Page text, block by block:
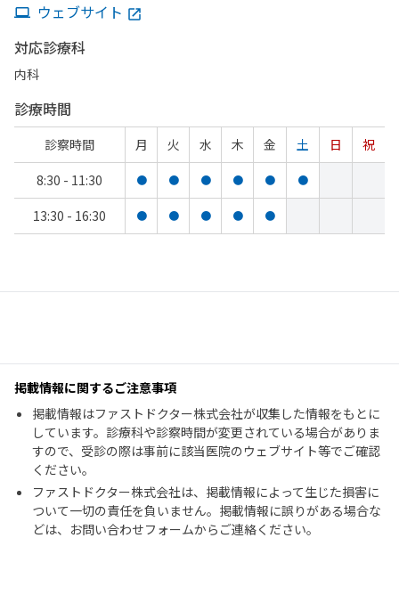
ウェブサイト
対応診療科
内科
診療時間
診察時間 月 火 水 木 金 土 日
祝
8:30 - 11:30
● ● ● ● ● ●
13:30 - 16:30 ● ● ● ● ●
掲載情報に関するご注意事項
掲載情報はファストドクター株式会社が収集した情報をもとに
しています。診療科や診察時間が変更されている場合がありま
すので、受診の際は事前に該当医院のウェブサイト等でご確認
ください。
ファストドクター株式会社は、掲載情報によって生じた損害に
ついて一切の責任を負いません。掲載情報に誤りがある場合な
どは、お問い合わせフォームからご連絡ください。